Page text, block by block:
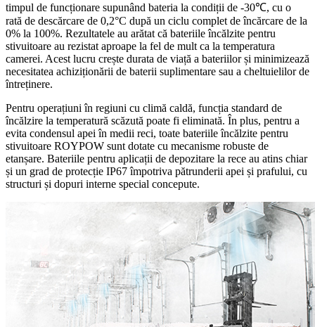
timpul de funcționare supunând bateria la condiții de -30℃, cu o
rată de descărcare de 0,2°C după un ciclu complet de încărcare de la
0% la 100%. Rezultatele au arătat că bateriile încălzite pentru
stivuitoare au rezistat aproape la fel de mult ca la temperatura
camerei. Acest lucru crește durata de viață a bateriilor și minimizează
necesitatea achiziționării de baterii suplimentare sau a cheltuielilor de
întreținere.
Pentru operațiuni în regiuni cu climă caldă, funcția standard de
încălzire la temperatură scăzută poate fi eliminată. În plus, pentru a
evita condensul apei în medii reci, toate bateriile încălzite pentru
stivuitoare ROYPOW sunt dotate cu mecanisme robuste de
etanșare. Bateriile pentru aplicații de depozitare la rece au atins chiar
și un grad de protecție IP67 împotriva pătrunderii apei și prafului, cu
structuri și dopuri interne special concepute.